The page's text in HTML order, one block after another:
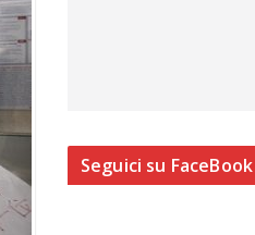
Seguici su FaceBook